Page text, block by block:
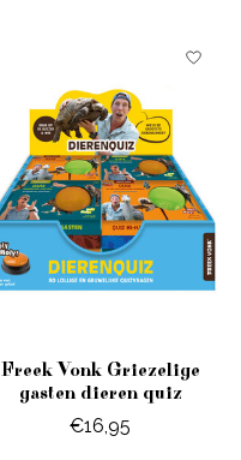
Freek Vonk Griezelige
gasten dieren quiz
€16,95